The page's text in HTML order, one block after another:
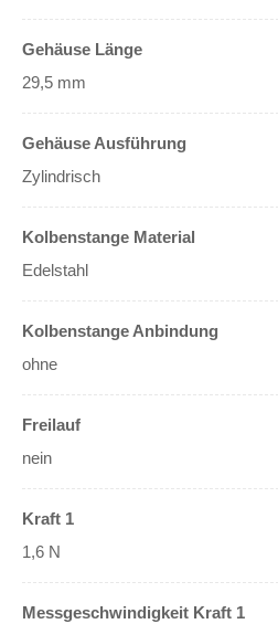
Gehäuse Länge
29,5 mm
Gehäuse Ausführung
Zylindrisch
Kolbenstange Material
Edelstahl
Kolbenstange Anbindung
ohne
Freilauf
nein
Kraft 1
1,6 N
Messgeschwindigkeit Kraft 1